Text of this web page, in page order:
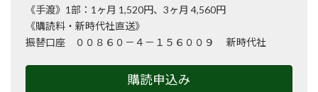
《手渡》1部：1ヶ月 1,520円、3ヶ月 4,560円
《購読料・新時代社直送》
振替口座 ００８６０－４－１５６００９ 新時代社
購読申込み